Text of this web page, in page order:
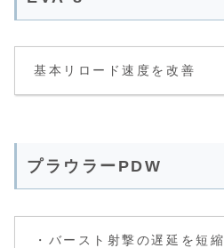
基本リロード速度を改善
プラウラーPDW
・バースト射撃の遅延を短縮